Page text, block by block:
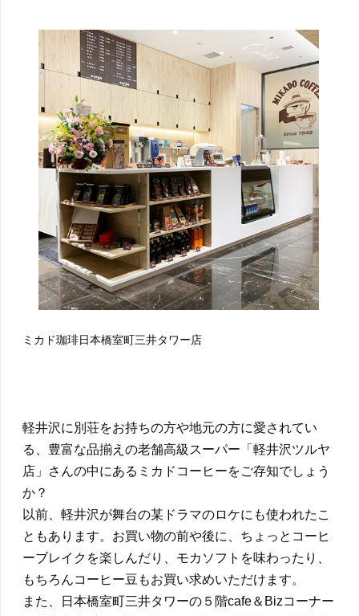
ミカド珈琲日本橋室町三井タワー店
軽井沢に別荘をお持ちの方や地元の方に愛されてい
る、豊富な品揃えの老舗高級スーパー「軽井沢ツルヤ
店」さんの中にあるミカドコーヒーをご存知でしょう
か？
以前、軽井沢が舞台の某ドラマのロケにも使われたこ
ともあります。お買い物の前や後に、ちょっとコーヒ
ーブレイクを楽しんだり、モカソフトを味わったり、
もちろんコーヒー豆もお買い求めいただけます。
また、日本橋室町三井タワーの５階cafe＆Bizコーナー